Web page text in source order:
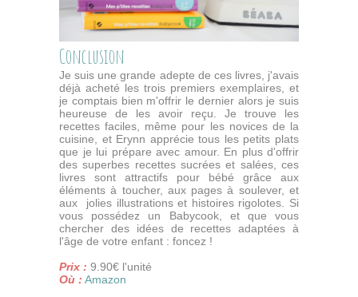
Conclusion
Je suis une grande adepte de ces livres, j'avais
déjà acheté les trois premiers exemplaires, et
je comptais bien m'offrir le dernier alors je suis
heureuse de les avoir reçu. Je trouve les
recettes faciles, même pour les novices de la
cuisine, et Erynn apprécie tous les petits plats
que je lui prépare avec amour. En plus d'offrir
des superbes recettes sucrées et salées, ces
livres sont attractifs pour bébé grâce aux
éléments à toucher, aux pages à soulever, et
aux jolies illustrations et histoires rigolotes. Si
vous possédez un Babycook, et que vous
chercher des idées de recettes adaptées à
l'âge de votre enfant : foncez !
Prix : 9.90€ l'unité
Où : Amazon